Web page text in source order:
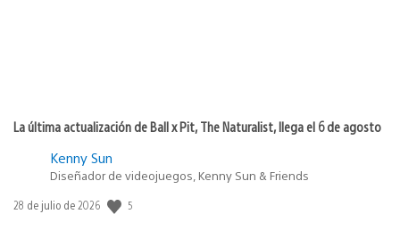
La última actualización de Ball x Pit, The Naturalist, llega el 6 de agosto
Kenny Sun
Diseñador de videojuegos, Kenny Sun & Friends
Fecha
28 de julio de 2026 5